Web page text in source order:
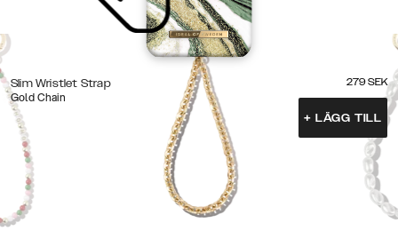
Slim Wristlet Strap
Gold Chain
279 SEK
+ LÄGG TILL